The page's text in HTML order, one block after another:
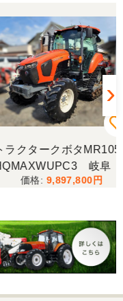
械に詳しく 丁寧にご
少し距離はあります
うき屋さんを利用し
、満足、です。
、くれました。
タークボタMR1050
岐阜
9,897,800